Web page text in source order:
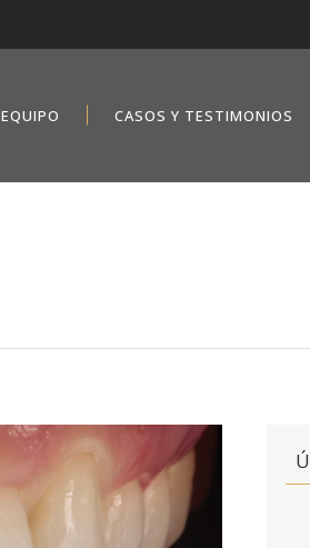
EQUIPO CASOS Y TESTIMONIOS